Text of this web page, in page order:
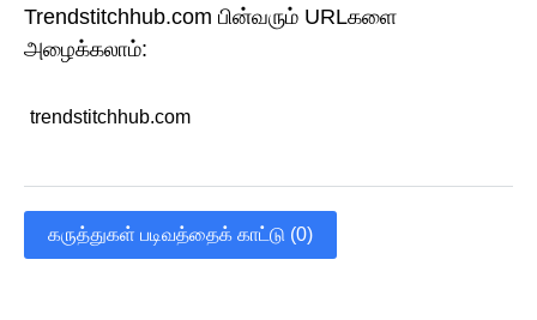
Trendstitchhub.com பின்வரும் URLகளை
அழைக்கலாம்:
trendstitchhub.com
கருத்துகள் படிவத்தைக் காட்டு (0)